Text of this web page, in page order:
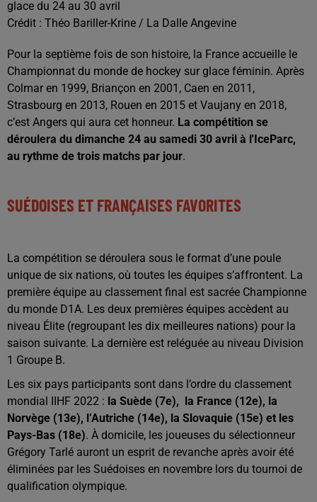
glace du 24 au 30 avril
Crédit : Théo Bariller-Krine / La Dalle Angevine
Pour la septième fois de son histoire, la France accueille le
Championnat du monde de hockey sur glace féminin. Après
Colmar en 1999, Briançon en 2001, Caen en 2011,
Strasbourg en 2013, Rouen en 2015 et Vaujany en 2018,
c’est Angers qui aura cet honneur. La compétition se
déroulera du dimanche 24 au samedi 30 avril à l'IceParc,
au rythme de trois matchs par jour.
SUÉDOISES ET FRANÇAISES FAVORITES
La compétition se déroulera sous le format d’une poule
unique de six nations, où toutes les équipes s’affrontent. La
première équipe au classement final est sacrée Championne
du monde D1A. Les deux premières équipes accèdent au
niveau Élite (regroupant les dix meilleures nations) pour la
saison suivante. La dernière est reléguée au niveau Division
1 Groupe B.
Les six pays participants sont dans l’ordre du classement
mondial IIHF 2022 : la Suède (7e), la France (12e), la
Norvège (13e), l’Autriche (14e), la Slovaquie (15e) et les
Pays-Bas (18e). À domicile, les joueuses du sélectionneur
Grégory Tarlé auront un esprit de revanche après avoir été
éliminées par les Suédoises en novembre lors du tournoi de
qualification olympique.